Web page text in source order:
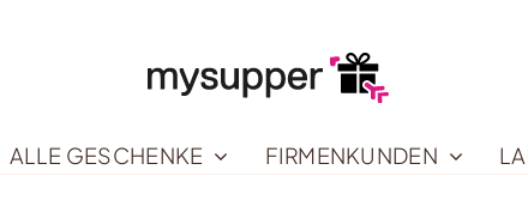
ALLE GESCHENKE FIRMENKUNDEN